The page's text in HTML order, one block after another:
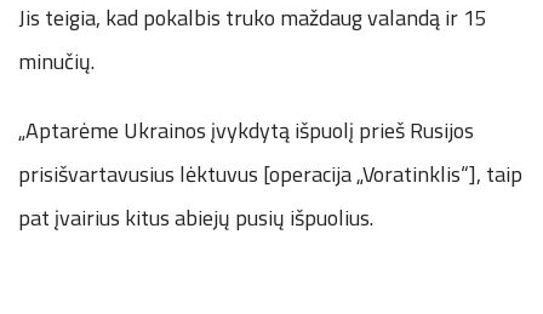
Jis teigia, kad pokalbis truko maždaug valandą ir 15
minučių.
„Aptarėme Ukrainos įvykdytą išpuolį prieš Rusijos
prisišvartavusius lėktuvus [operacija „Voratinklis“], taip
pat įvairius kitus abiejų pusių išpuolius.